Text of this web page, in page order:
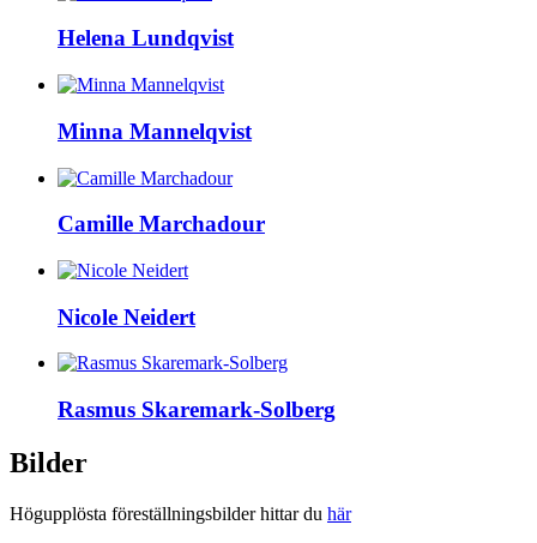
Helena Lundqvist
Minna Mannelqvist
Camille Marchadour
Nicole Neidert
Rasmus Skaremark-Solberg
Bilder
Högupplösta föreställningsbilder hittar du här